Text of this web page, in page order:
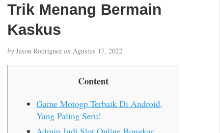
Trik Menang Bermain
Kaskus
by Jason Rodriguez on Agustus 17, 2022
Content
Game Motogp Terbaik Di Android,
Yang Paling Seru!